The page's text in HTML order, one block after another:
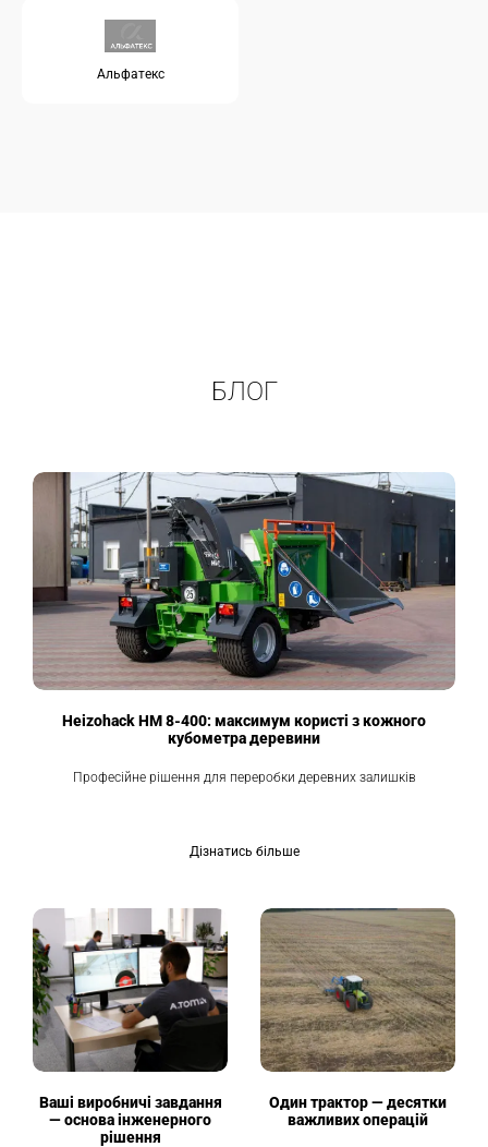
Альфатекс
БЛОГ
Heizohack HM 8-400: максимум користі з кожного
кубометра деревини
Професійне рішення для переробки деревних залишків
Дізнатись більше
Ваші виробничі завдання
— основа інженерного
рішення
Один трактор — десятки
важливих операцій